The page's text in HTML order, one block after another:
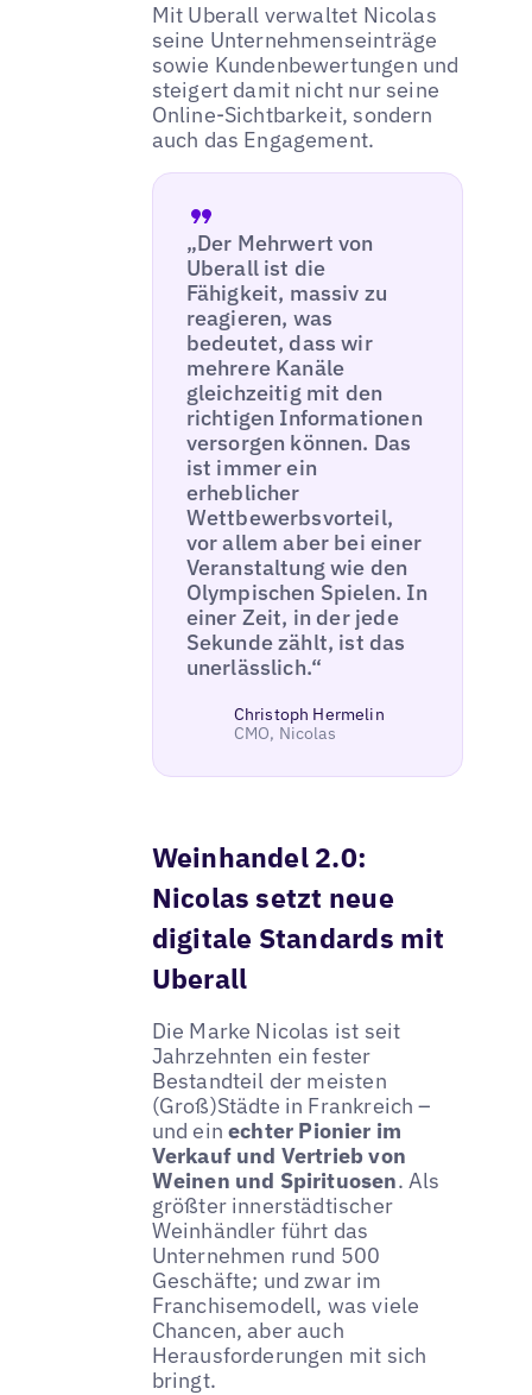
Mit Uberall verwaltet Nicolas
seine Unternehmenseinträge
sowie Kundenbewertungen und
steigert damit nicht nur seine
Online-Sichtbarkeit, sondern
auch das Engagement.
„Der Mehrwert von
Uberall ist die
Fähigkeit, massiv zu
reagieren, was
bedeutet, dass wir
mehrere Kanäle
gleichzeitig mit den
richtigen Informationen
versorgen können. Das
ist immer ein
erheblicher
Wettbewerbsvorteil,
vor allem aber bei einer
Veranstaltung wie den
Olympischen Spielen. In
einer Zeit, in der jede
Sekunde zählt, ist das
unerlässlich.“
Christoph Hermelin
CMO, Nicolas
Weinhandel 2.0:
Nicolas setzt neue
digitale Standards mit
Uberall
Die Marke Nicolas ist seit
Jahrzehnten ein fester
Bestandteil der meisten
(Groß)Städte in Frankreich –
und einechter Pionier im
Verkauf und Vertrieb von
Weinen und Spirituosen. Als
größter innerstädtischer
Weinhändler führt das
Unternehmen rund 500
Geschäfte; und zwar im
Franchisemodell, was viele
Chancen, aber auch
Herausforderungen mit sich
bringt.